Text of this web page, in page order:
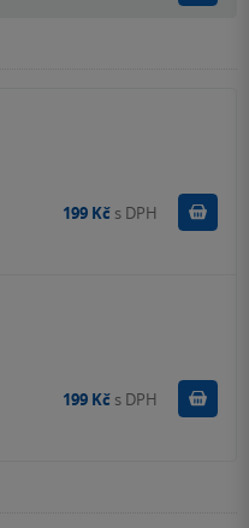
199 Kč s DPH
199 Kč s DPH